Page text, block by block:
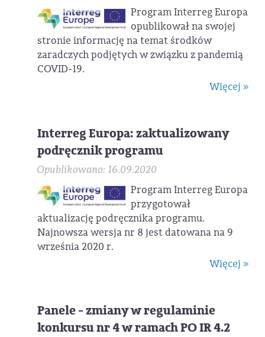
Program Interreg Europa
opublikował na swojej
stronie informację na temat środków
zaradczych podjętych w związku z pandemią
COVID-19.
Więcej »
Interreg Europa: zaktualizowany
podręcznik programu
Opublikowano: 16.09.2020
Program Interreg Europa
przygotował
aktualizację podręcznika programu.
Najnowsza wersja nr 8 jest datowana na 9
września 2020 r.
Więcej »
Panele - zmiany w regulaminie
konkursu nr 4 w ramach PO IR 4.2